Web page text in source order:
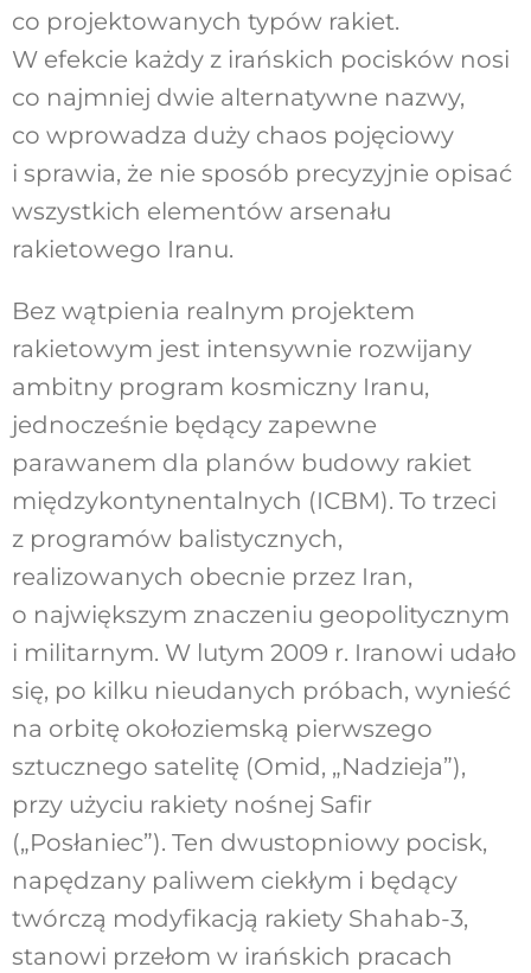
co projektowanych typów rakiet.
W efekcie każdy z irańskich pocisków nosi
co najmniej dwie alternatywne nazwy,
co wprowadza duży chaos pojęciowy
i sprawia, że nie sposób precyzyjnie opisać
wszystkich elementów arsenału
rakietowego Iranu.
Bez wątpienia realnym projektem
rakietowym jest intensywnie rozwijany
ambitny program kosmiczny Iranu,
jednocześnie będący zapewne
parawanem dla planów budowy rakiet
międzykontynentalnych (ICBM). To trzeci
z programów balistycznych,
realizowanych obecnie przez Iran,
o największym znaczeniu geopolitycznym
i militarnym. W lutym 2009 r. Iranowi udało
się, po kilku nieudanych próbach, wynieść
na orbitę okołoziemską pierwszego
sztucznego satelitę (Omid, „Nadzieja”),
przy użyciu rakiety nośnej Safir
(„Posłaniec”). Ten dwustopniowy pocisk,
napędzany paliwem ciekłym i będący
twórczą modyfikacją rakiety Shahab-3,
stanowi przełom w irańskich pracach